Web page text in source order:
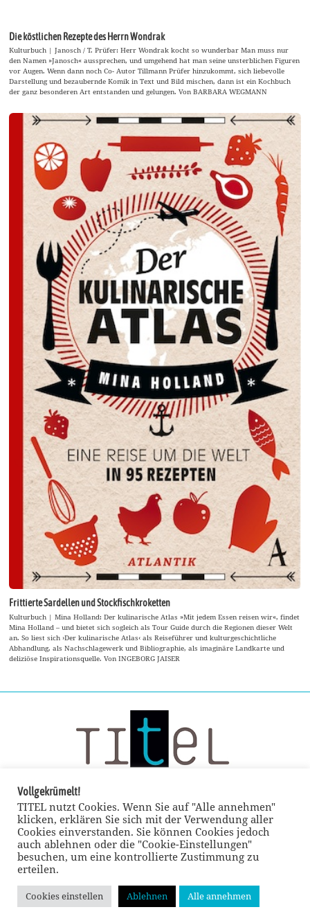
Die köstlichen Rezepte des Herrn Wondrak
Kulturbuch | Janosch / T. Prüfer: Herr Wondrak kocht so wunderbar Man muss nur
den Namen »Janosch« aussprechen, und umgehend hat man seine unsterblichen Figuren
vor Augen. Wenn dann noch Co- Autor Tillmann Prüfer hinzukommt, sich liebevolle
Darstellung und bezaubernde Komik in Text und Bild mischen, dann ist ein Kochbuch
der ganz besonderen Art entstanden und gelungen. Von BARBARA WEGMANN
Frittierte Sardellen und Stockfischkroketten
Kulturbuch | Mina Holland: Der kulinarische Atlas »Mit jedem Essen reisen wir«, findet
Mina Holland – und bietet sich sogleich als Tour Guide durch die Regionen dieser Welt
an. So liest sich ›Der kulinarische Atlas‹ als Reiseführer und kulturgeschichtliche
Abhandlung, als Nachschlagewerk und Bibliographie, als imaginäre Landkarte und
deliziöse Inspirationsquelle. Von INGEBORG JAISER
© TITEL kulturmagazin 2022
Vollgekrümelt!
TITEL nutzt Cookies. Wenn Sie auf "Alle annehmen"
klicken, erklären Sie sich mit der Verwendung aller
Cookies einverstanden. Sie können Cookies jedoch
auch ablehnen oder die "Cookie-Einstellungen"
besuchen, um eine kontrollierte Zustimmung zu
erteilen.
Cookies einstellen Ablehnen Alle annehmen